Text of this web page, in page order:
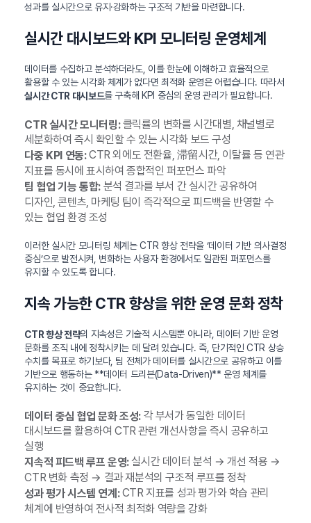
성과를 실시간으로 유지·강화하는 구조적 기반을 마련합니다.
실시간 대시보드와 KPI 모니터링 운영체계
데이터를 수집하고 분석하더라도, 이를 한눈에 이해하고 효율적으로
활용할 수 있는 시각화 체계가 없다면 최적화 운영은 어렵습니다. 따라서
실시간 CTR 대시보드를 구축해 KPI 중심의 운영 관리가 필요합니다.
CTR 실시간 모니터링:클릭률의 변화를 시간대별, 채널별로
세분화하여 즉시 확인할 수 있는 시각화 보드 구성
다중 KPI 연동:CTR 외에도 전환율, 滞留시간, 이탈률 등 연관
지표를 동시에 표시하여 종합적인 퍼포먼스 파악
팀 협업 기능 통합:분석 결과를 부서 간 실시간 공유하여
디자인, 콘텐츠, 마케팅 팀이 즉각적으로 피드백을 반영할 수
있는 협업 환경 조성
이러한 실시간 모니터링 체계는 CTR 향상 전략을 ‘데이터 기반 의사결정
중심’으로 발전시켜, 변화하는 사용자 환경에서도 일관된 퍼포먼스를
유지할 수 있도록 합니다.
지속 가능한 CTR 향상을 위한 운영 문화 정착
CTR 향상 전략의 지속성은 기술적 시스템뿐 아니라, 데이터 기반 운영
문화를 조직 내에 정착시키는 데 달려 있습니다. 즉, 단기적인 CTR 상승
수치를 목표로 하기보다, 팀 전체가 데이터를 실시간으로 공유하고 이를
기반으로 행동하는 **데이터 드리븐(Data-Driven)** 운영 체계를
유지하는 것이 중요합니다.
데이터 중심 협업 문화 조성:각 부서가 동일한 데이터
대시보드를 활용하여 CTR 관련 개선사항을 즉시 공유하고
실행
지속적 피드백 루프 운영:실시간 데이터 분석 → 개선 적용 →
CTR 변화 측정 → 결과 재분석의 구조적 루프를 정착
성과 평가 시스템 연계:CTR 지표를 성과 평가와 학습 관리
체계에 반영하여 전사적 최적화 역량을 강화